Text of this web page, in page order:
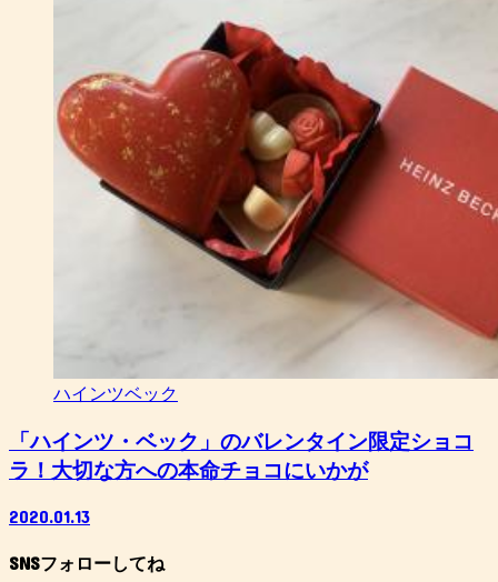
ハインツベック
「ハインツ・ベック」のバレンタイン限定ショコ
ラ！大切な方への本命チョコにいかが
2020.01.13
SNSフォローしてね